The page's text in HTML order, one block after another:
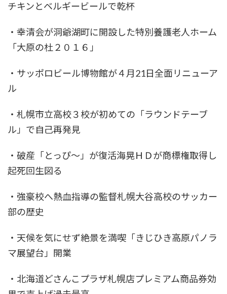
チキンとベルギービールで乾杯
・幸清会が洞爺湖町に開設した特別養護老人ホーム
「大原の杜２０１６」
・サッポロビール博物館が４月21日全面リニューア
ル
・札幌市立高校３校が初めての「ラウンドテーブ
ル」で自己再発見
・破産「とっぴ～」が復活海晃ＨＤが商標権取得し
起死回生図る
・強豪校へ熱血指導の監督札幌大谷高校のサッカー
部の歴史
・天候を気にせず絶景を満喫「きじひき高原パノラ
マ展望台」開業
・北海道どさんこプラザ札幌店プレミアム商品券効